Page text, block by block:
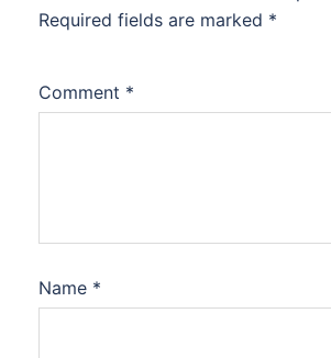
Required fields are marked *
Comment *
Name *